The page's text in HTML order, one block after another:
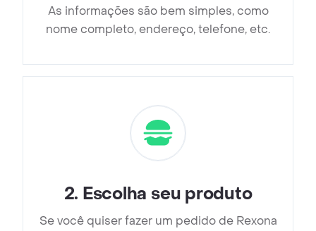
As informações são bem simples, como
nome completo, endereço, telefone, etc.
2. Escolha seu produto
Se você quiser fazer um pedido de Rexona